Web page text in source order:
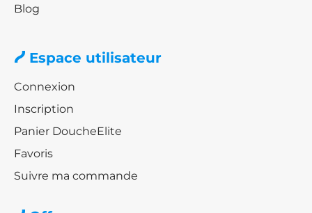
Blog
Espace utilisateur
Connexion
Inscription
Panier DoucheElite
Favoris
Suivre ma commande